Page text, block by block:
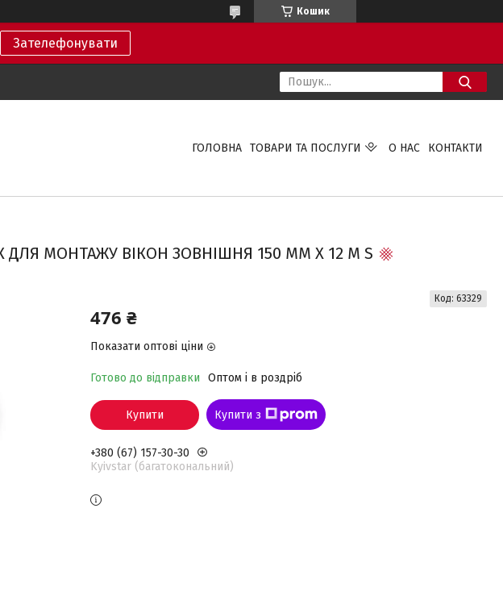
Кошик
Зателефонувати
ГОЛОВНА ТОВАРИ ТА ПОСЛУГИ О НАС КОНТАКТИ
ДЛЯ МОНТАЖУ ВІКОН ЗОВНІШНЯ 150 ММ Х 12 М S
476 ₴
Показати оптові ціни
Готово до відправки Оптом і в роздріб
Код: 63329
Купити Купити з
+380 (67) 157-30-30
Kyivstar (багатокональний)